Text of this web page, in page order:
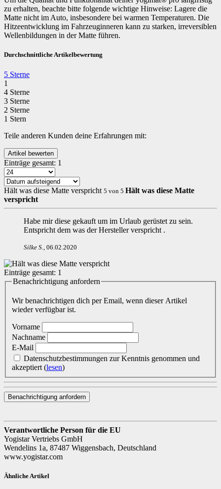
zu erhalten, beachte bitte folgende wichtige Hinweise: Lagere die
Matte nicht im Auto, insbesondere bei warmen Temperaturen. Die
Hitzeentwicklung im Fahrzeuginneren kann zu starken, irreversiblen
Wellenbildungen in der Matte führen.
Durchschnittliche Artikelbewertung
5 Sterne
1
4 Sterne
3 Sterne
2 Sterne
1 Stern
Teile anderen Kunden deine Erfahrungen mit:
Einträge gesamt: 1
Hält was diese Matte verspricht 5 von 5 Hält was diese Matte
verspricht
Habe mir diese gekauft um im Urlaub gerüstet zu sein.
Entspricht dem was der Hersteller verspricht .
Silke S 06.02.2020
Einträge gesamt: 1
Benachrichtigung anfordern
Wir benachrichtigen dich per Email, wenn dieser Artikel
wieder verfügbar ist.
Vorname
Nachname
E-Mail
akzeptiert (lesen)
Benachrichtigung anfordern
Verantwortliche Person für die EU
Yogistar Vertriebs GmbH
Wendelins 1a, 87487 Wiggensbach, Deutschland
www.yogistar.com
Ähnliche Artikel